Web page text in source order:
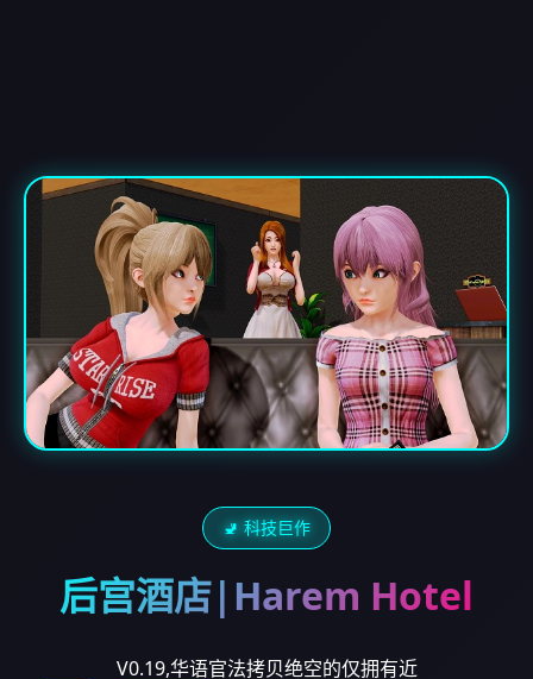
🚽 科技巨作
后宫酒店|Harem Hotel
V0.19,华语官法拷贝绝空的仅拥有近